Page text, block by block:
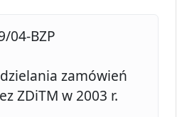
04-BZP
zamówień
ZDiTM w 2003 r.